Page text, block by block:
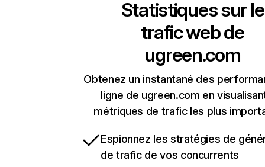
Statistiques sur le
trafic web de
ugreen.com
Obtenez un instantané des
ligne de ugreen.com en
métriques de trafic les plus
Espionnez les stratégies de
de trafic de vos concurrents